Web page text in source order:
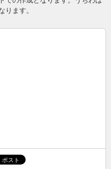
ります。